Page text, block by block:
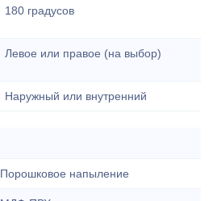
180 градусов
Левое или правое (на выбор)
Наружный или внутренний
Порошковое напыление